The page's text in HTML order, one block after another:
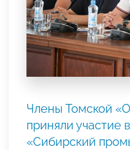
Члены Томской
приняли участие
«Сибирский